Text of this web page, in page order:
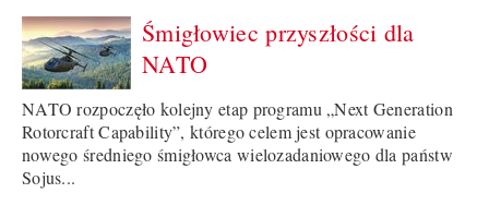
Śmigłowiec przyszłości dla
NATO
NATO rozpoczęło kolejny etap programu „Next Generation
Rotorcraft Capability”, którego celem jest opracowanie
nowego średniego śmigłowca wielozadaniowego dla państw
Sojus...